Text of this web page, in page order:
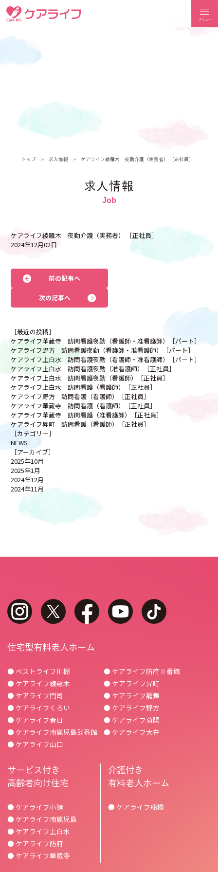
トップ 求人情報 ケアライフ綾羅木 夜勤介護（実務者） ［正社員］
求人情報
ケアライフ綾羅木 夜勤介護（実務者） ［正社員］
2024年12月02日
前の記事へ
次の記事へ
［最近の投稿］
ケアライフ華蔵寺 訪問看護夜勤（看護師・准看護師）［パート］
ケアライフ野方 訪問看護夜勤（看護師・准看護師）［パート］
ケアライフ上白水 訪問看護夜勤（看護師・准看護師）［パート］
ケアライフ上白水 訪問看護夜勤（准看護師）［正社員］
ケアライフ上白水 訪問看護夜勤（看護師）［正社員］
ケアライフ上白水 訪問看護（看護師）［正社員］
ケアライフ野方 訪問看護（看護師）［正社員］
ケアライフ華蔵寺 訪問看護（看護師）［正社員］
ケアライフ華蔵寺 訪問看護（准看護師）［正社員］
ケアライフ昇町 訪問看護（看護師）［正社員］
［カテゴリー］
NEWS
［アーカイブ］
2025年10月
2025年1月
2024年12月
2024年11月
instagram twitter facebook youtube
住宅型有料老人ホーム
● ベストライフ川棚
● ケアライフ綾羅木
● ケアライフ門司
● ケアライフくろい
● ケアライフ春日
● ケアライフ南鹿児島弐番館
● ケアライフ山口
● ケアライフ防府Ⅱ番館
● ケアライフ昇町
● ケアライフ龍舞
● ケアライフ野方
● ケアライフ菊陽
● ケアライフ大在
サービス付き
高齢者向け住宅
● ケアライフ小鯖
● ケアライフ南鹿児島
● ケアライフ上白水
● ケアライフ防府
● ケアライフ華蔵寺
介護付き
有料老人ホーム
● ケアライフ船橋